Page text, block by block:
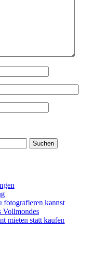
fotografieren kannst
Vollmondes
mieten statt kaufen